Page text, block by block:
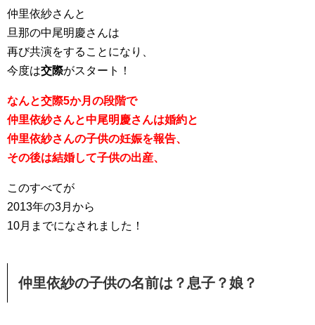
仲里依紗さんと
旦那の中尾明慶さんは
再び共演をすることになり、
今度は交際がスタート！
なんと交際5か月の段階で
仲里依紗さんと中尾明慶さんは婚約と
仲里依紗さんの子供の妊娠を報告、
その後は結婚して子供の出産、
このすべてが
2013年の3月から
10月までになされました！
仲里依紗の子供の名前は？息子？娘？